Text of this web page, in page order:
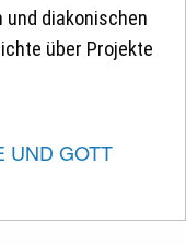
diakonischen
über Projekte
UND GOTT